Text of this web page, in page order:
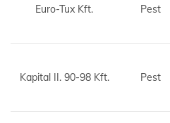
Euro-Tux Kft. Pest
Kapital II. 90-98 Kft. Pest